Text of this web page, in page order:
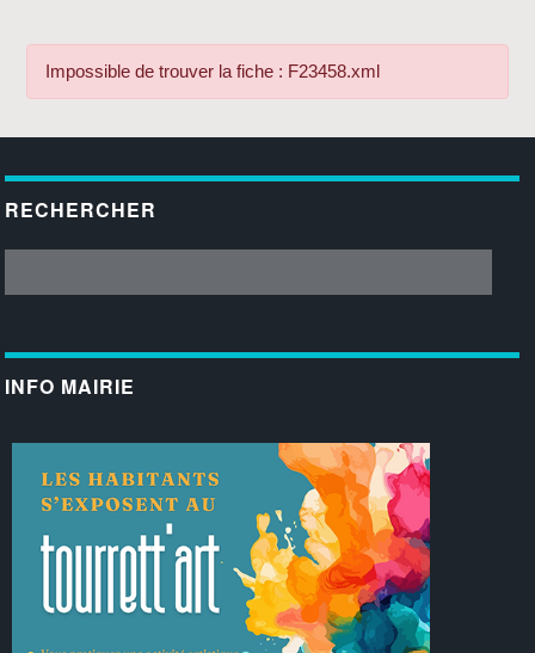
Impossible de trouver la fiche : F23458.xml
RECHERCHER
INFO MAIRIE